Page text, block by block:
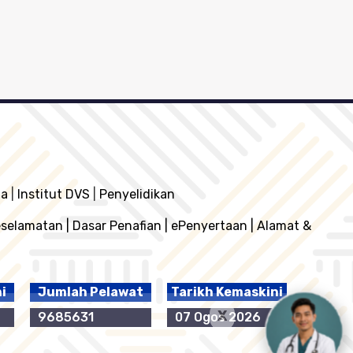
X
Institut DVS Penyelidikan
Dasar Penafian ePenyertaan |Alamat &
Jumlah Pelawat
9685631
Tarikh Kemaskini
07 Ogos 2026